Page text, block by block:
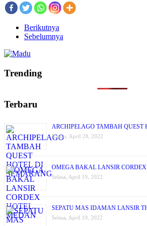
Berikutnya
Sebelumnya
Trending
Terbaru
ARCHIPELAGO TAMBAH QUEST
Kamis, April 28, 2022
OMEGA BAKAL LANSIR
Selasa, April 19, 2022
SEPATU MAS IDAMAN LANSIR
Selasa, April 19, 2022